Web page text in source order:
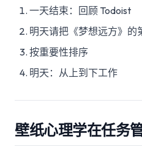
一天结束：回顾 Todoist
明天请把《梦想远方》的
按重要性排序
明天：从上到下工作
壁纸心理学在任务